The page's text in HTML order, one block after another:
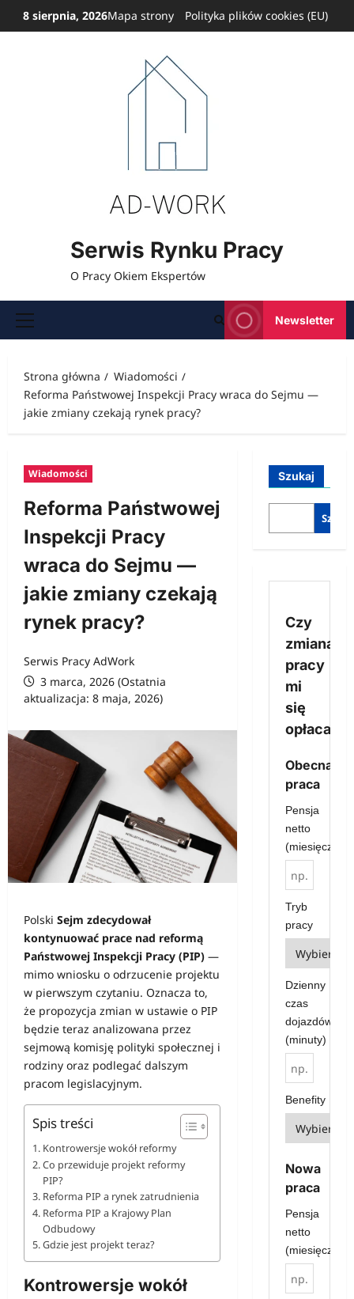
Przejdź8 sierpnia, 2026Mapa strony Polityka plików cookies (EU)
Serwis Rynku Pracy
O Pracy Okiem Ekspertów
Menu
Newsletter
Strona główna
Wiadomości
Reforma Państwowej Inspekcji Pracy wraca do Sejmu —
jakie zmiany czekają rynek pracy?
Wiadomości
Reforma Państwowej
Inspekcji Pracy
wraca do Sejmu —
jakie zmiany czekają
rynek pracy?
Serwis Pracy AdWork
3 marca, 2026 (Ostatnia
aktualizacja: 8 maja, 2026)
Polski Sejm zdecydował
kontynuować prace nad reformą
Państwowej Inspekcji Pracy (PIP) —
mimo wniosku o odrzucenie projektu
w pierwszym czytaniu. Oznacza to,
że propozycja zmian w ustawie o PIP
będzie teraz analizowana przez
sejmową komisję polityki społecznej i
rodziny oraz podlegać dalszym
pracom legislacyjnym.
Spis treści
Kontrowersje wokół reformy
Co przewiduje projekt reformy
PIP?
Reforma PIP a rynek zatrudnienia
Reforma PIP a Krajowy Plan
Odbudowy
Gdzie jest projekt teraz?
Kontrowersje wokół
Szukaj
Szukaj
Czy
zmiana
pracy
mi
się
opłaca?
Obecna
praca
Pensja
netto
(miesięcznie)
Tryb
pracy
Dzienny
czas
dojazdów
(minuty)
Benefity
Nowa
praca
Pensja
netto
(miesięcznie)